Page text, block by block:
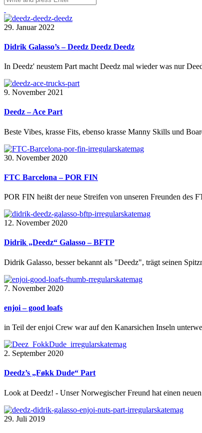
29. Januar 2022
Didrik Galasso’s – Deedz Deedz Deedz
In Deedz' neustem Part macht Deedz mal wieder was nur
9. November 2021
Deedz – Ace Part
Beste Vibes, krasse Fits, ebenso krasse Manny Skills und
30. November 2020
FTC Barcelona – POR FIN
POR FIN heißt der neue Streifen von unseren Freunden des
12. November 2020
Didrik „Deedz“ Galasso – BFTP
Didrik Galasso, besser bekannt als "Deedz", trägt seinen
7. November 2020
enjoi – good loafs
in Teil der enjoi Crew war auf den Kanarsichen Inseln
2. September 2020
Deedz’s „Føkk Dude“ Part
Look at Deedz! - Unser Norwegischer Freund hat einen
29. Juli 2019